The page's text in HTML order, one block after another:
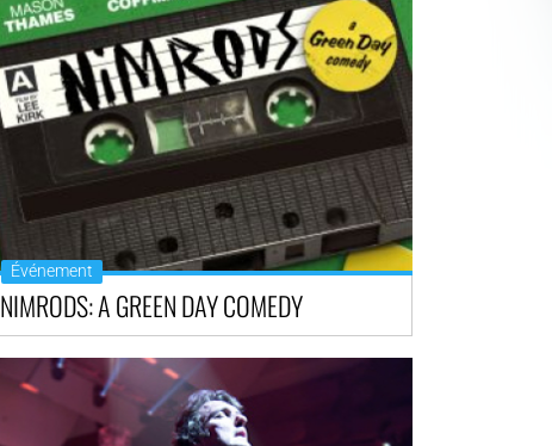
Événement
NIMRODS: A GREEN DAY COMEDY